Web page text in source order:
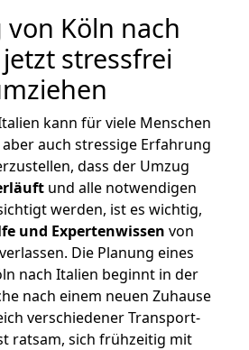
von Köln nach
stressfrei
kann für viele Menschen
auch stressige Erfahrung
dass der Umzug
und alle notwendigen
werden, ist es wichtig,
und Expertenwissen von
Die Planung eines
nach Italien beginnt in der
nach einem neuen Zuhause
verschiedener Transport-
ratsam, sich frühzeitig mit